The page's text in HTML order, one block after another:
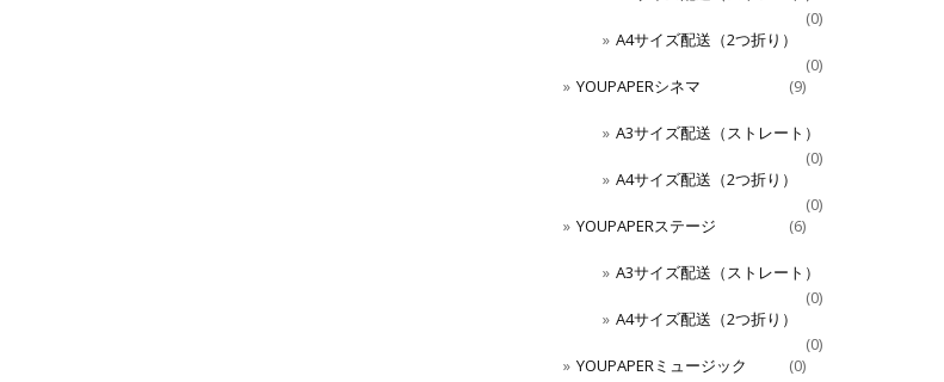
(0)
A4サイズ配送（2つ折り）
(0)
YOUPAPERシネマ
(9)
A3サイズ配送（ストレート）
(0)
A4サイズ配送（2つ折り）
(0)
YOUPAPERステージ
(6)
A3サイズ配送（ストレート）
(0)
A4サイズ配送（2つ折り）
(0)
YOUPAPERミュージック
(0)